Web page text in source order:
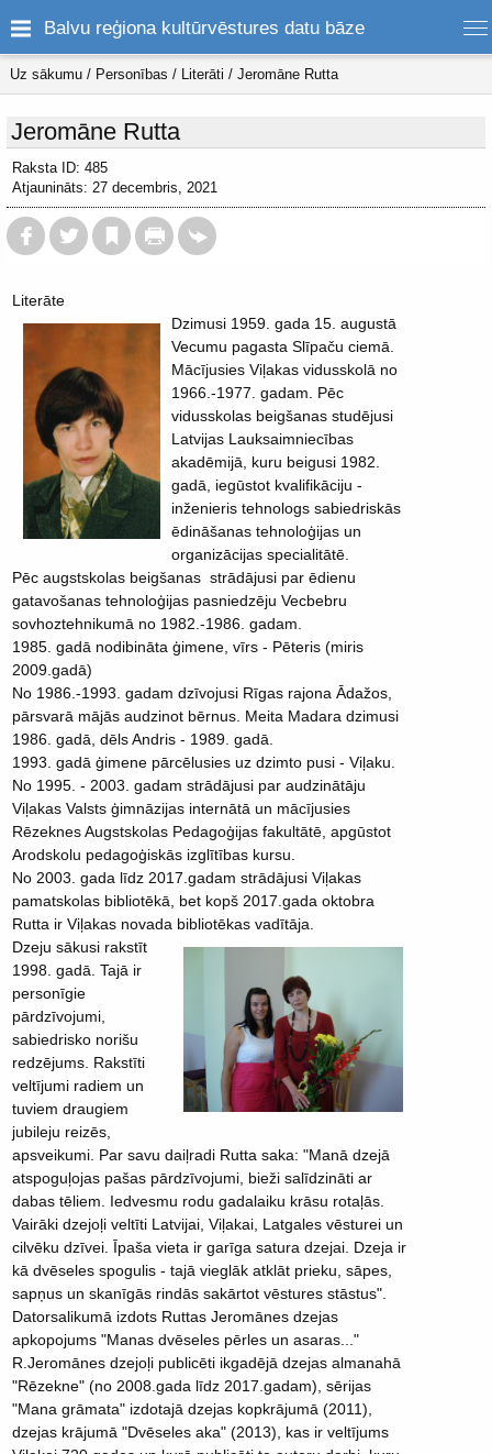
Balvu reģiona kultūrvēstures datu bāze
Uz sākumu / Personības / Literāti / Jeromāne Rutta
Jeromāne Rutta
Raksta ID: 485
Atjaunināts: 27 decembris, 2021
Literāte
Dzimusi 1959. gada 15. augustā
Vecumu pagasta Slīpaču ciemā.
Mācījusies Viļakas vidusskolā no
1966.-1977. gadam. Pēc
vidusskolas beigšanas studējusi
Latvijas Lauksaimniecības
akadēmijā, kuru beigusi 1982.
gadā, iegūstot kvalifikāciju -
inženieris tehnologs sabiedriskās
ēdināšanas tehnoloģijas un
organizācijas specialitātē.
Pēc augstskolas beigšanas strādājusi par ēdienu
gatavošanas tehnoloģijas pasniedzēju Vecbebru
sovhoztehnikumā no 1982.-1986. gadam.
1985. gadā nodibināta ģimene, vīrs - Pēteris (miris
2009.gadā)
No 1986.-1993. gadam dzīvojusi Rīgas rajona Ādažos,
pārsvarā mājās audzinot bērnus. Meita Madara dzimusi
1986. gadā, dēls Andris - 1989. gadā.
1993. gadā ģimene pārcēlusies uz dzimto pusi - Viļaku.
No 1995. - 2003. gadam strādājusi par audzinātāju
Viļakas Valsts ģimnāzijas internātā un mācījusies
Rēzeknes Augstskolas Pedagoģijas fakultātē, apgūstot
Arodskolu pedagoģiskās izglītības kursu.
No 2003. gada līdz 2017.gadam strādājusi Viļakas
pamatskolas bibliotēkā, bet kopš 2017.gada oktobra
Rutta ir Viļakas novada bibliotēkas vadītāja.
Dzeju sākusi rakstīt
1998. gadā. Tajā ir
personīgie
pārdzīvojumi,
sabiedrisko norišu
redzējums. Rakstīti
veltījumi radiem un
tuviem draugiem
jubileju reizēs,
apsveikumi. Par savu daiļradi Rutta saka: "Manā dzejā
atspoguļojas pašas pārdzīvojumi, bieži salīdzināti ar
dabas tēliem. Iedvesmu rodu gadalaiku krāsu rotaļās.
Vairāki dzejoļi veltīti Latvijai, Viļakai, Latgales vēsturei un
cilvēku dzīvei. Īpaša vieta ir garīga satura dzejai. Dzeja ir
kā dvēseles spogulis - tajā vieglāk atklāt prieku, sāpes,
sapņus un skanīgās rindās sakārtot vēstures stāstus".
Datorsalikumā izdots Ruttas Jeromānes dzejas
apkopojums "Manas dvēseles pērles un asaras..."
R.Jeromānes dzejoļi publicēti ikgadējā dzejas almanahā
"Rēzekne" (no 2008.gada līdz 2017.gadam), sērijas
"Mana grāmata" izdotajā dzejas kopkrājumā (2011),
dzejas krājumā "Dvēseles aka" (2013), kas ir veltījums